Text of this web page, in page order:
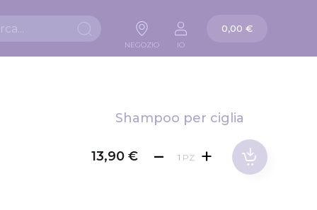
NEGOZIO IO
La mia carta
0,00 €
Shampoo per ciglia
13,90 € PZ